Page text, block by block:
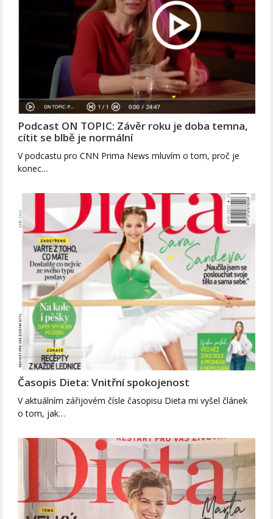
Podcast ON TOPIC: Závěr roku je doba temna,
cítit se blbě je normální
V podcastu pro CNN Prima News mluvím o tom, proč je
konec…
Časopis Dieta: Vnitřní spokojenost
V aktuálním zářijovém čísle časopisu Dieta mi vyšel článek
o tom, jak…